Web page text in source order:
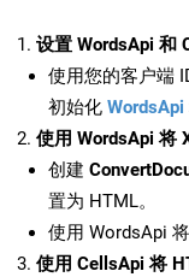
设置 WordsApi 和
使用您的客户端
初始化 WordsApi
使用 WordsApi 将
创建
置为 HTML。
使用 WordsApi
使用 CellsApi 将